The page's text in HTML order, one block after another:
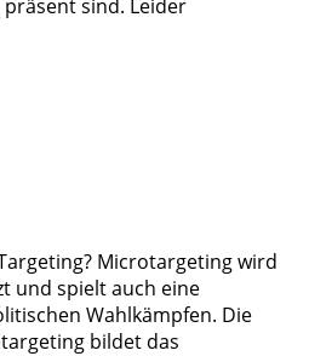
präsent sind. Leider
Microtargeting wird
und spielt auch eine
Wahlkämpfen. Die
bildet das